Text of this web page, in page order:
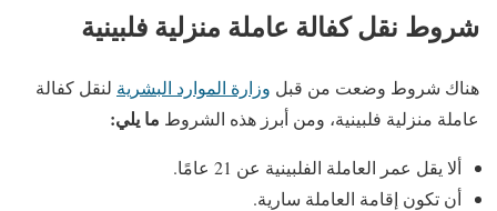
شروط نقل كفالة عاملة منزلية فلبينية
هناك شروط وضعت من قبل وزارة الموارد البشرية لنقل كفالة
عاملة منزلية فلبينية، ومن أبرز هذه الشروط ما يلي:
ألا يقل عمر العاملة الفلبينية عن 21 عامًا.
أن تكون إقامة العاملة سارية.